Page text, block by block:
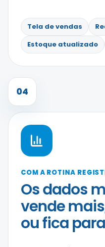
Tela de vendas
Estoque atualizado
04
COM A ROTINA
Os dados
vende
ou fica